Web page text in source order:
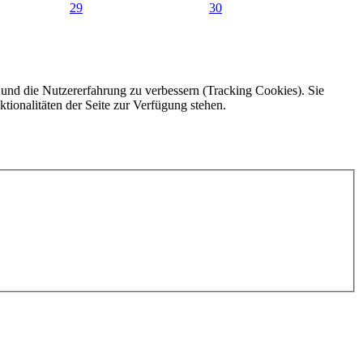
29
30
die Nutzererfahrung zu verbessern (Tracking Cookies). Sie
der Seite zur Verfügung stehen.